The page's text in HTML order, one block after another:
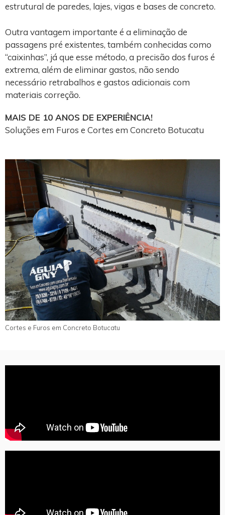
estrutural de paredes, lajes, vigas e bases de concreto.
Outra vantagem importante é a eliminação de
passagens pré existentes, também conhecidas como
“caixinhas”, já que esse método, a precisão dos furos é
extrema, além de eliminar gastos, não sendo
necessário retrabalhos e gastos adicionais com
materiais correção.
MAIS DE 10 ANOS DE EXPERIÊNCIA!
Soluções em Furos e Cortes em Concreto Botucatu
Cortes e Furos em Concreto Botucatu